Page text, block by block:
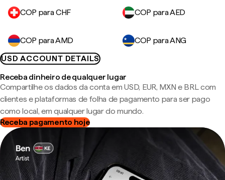
COP para CHF COP para AED
COP para AMD
COP para ANG
USD ACCOUNT DETAILS
Receba dinheiro de qualquer lugar
Compartilhe os dados da conta em USD, EUR, MXN e BRL com
clientes e plataformas de folha de pagamento para ser pago
como local, em qualquer lugar do mundo.
Receba pagamento hoje